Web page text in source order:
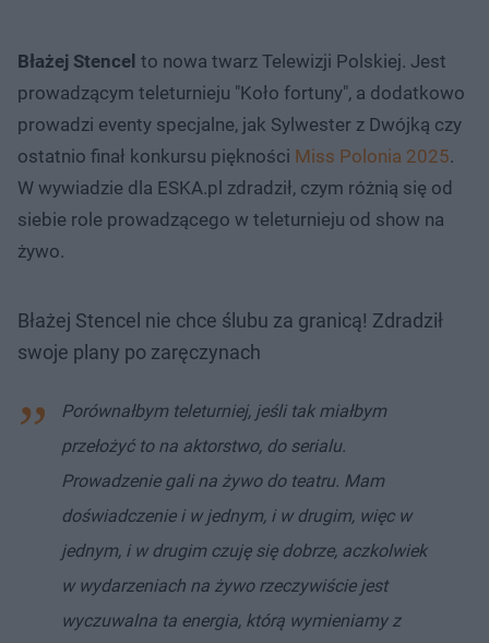
Błażej Stencel to nowa twarz Telewizji Polskiej. Jest
prowadzącym teleturnieju "Koło fortuny", a dodatkowo
prowadzi eventy specjalne, jak Sylwester z Dwójką czy
ostatnio finał konkursu piękności Miss Polonia 2025.
W wywiadzie dla ESKA.pl zdradził, czym różnią się od
siebie role prowadzącego w teleturnieju od show na
żywo.
Błażej Stencel nie chce ślubu za granicą! Zdradził
swoje plany po zaręczynach
Porównałbym teleturniej, jeśli tak miałbym
przełożyć to na aktorstwo, do serialu.
Prowadzenie gali na żywo do teatru. Mam
doświadczenie i w jednym, i w drugim, więc w
jednym, i w drugim czuję się dobrze, aczkolwiek
w wydarzeniach na żywo rzeczywiście jest
wyczuwalna ta energia, którą wymieniamy z